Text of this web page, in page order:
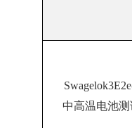
中高温电池测